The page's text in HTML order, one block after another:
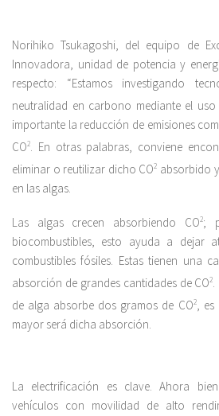
Norihiko Tsukagoshi, del equipo de
Innovadora, unidad de potencia y
respecto: “Estamos investigando
neutralidad en carbono mediante el
importante la reducción de emisiones
CO2. En otras palabras, conviene
eliminar o reutilizar dicho CO2 absorbido
en las algas.
Las algas crecen absorbiendo CO2;
biocombustibles, esto ayuda a dejar
combustibles fósiles. Estas tienen una
absorción de grandes cantidades de CO2.
de alga absorbe dos gramos de CO2, es
mayor será dicha absorción.
La electrificación es clave. Ahora
vehículos con movilidad de alto